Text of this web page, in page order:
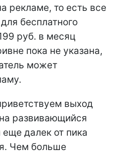
рекламе, то есть все
бесплатного
руб. в месяц
пока не указана,
может
выход
развивающийся
далек от пика
Чем больше